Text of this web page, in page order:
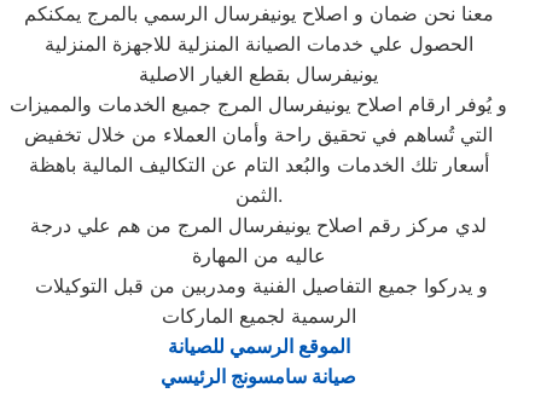
معنا نحن ضمان و اصلاح يونيفرسال الرسمي بالمرج يمكنكم
الحصول علي خدمات الصيانة المنزلية للاجهزة المنزلية
يونيفرسال بقطع الغيار الاصلية
و يُوفر ارقام اصلاح يونيفرسال المرج جميع الخدمات والمميزات
التي تُساهم في تحقيق راحة وأمان العملاء من خلال تخفيض
أسعار تلك الخدمات والبُعد التام عن التكاليف المالية باهظة
الثمن.
لدي مركز رقم اصلاح يونيفرسال المرج من هم علي درجة
عاليه من المهارة
الرسمية لجميع الماركات
الموقع الرسمي للصيانة
صيانة سامسونج الرئيسي